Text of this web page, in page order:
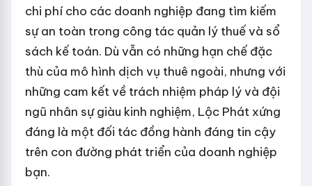
chi phí cho các doanh nghiệp đang tìm kiếm
sự an toàn trong công tác quản lý thuế và sổ
sách kế toán. Dù vẫn có những hạn chế đặc
thù của mô hình dịch vụ thuê ngoài, nhưng với
những cam kết về trách nhiệm pháp lý và đội
ngũ nhân sự giàu kinh nghiệm, Lộc Phát xứng
đáng là một đối tác đồng hành đáng tin cậy
trên con đường phát triển của doanh nghiệp
bạn.